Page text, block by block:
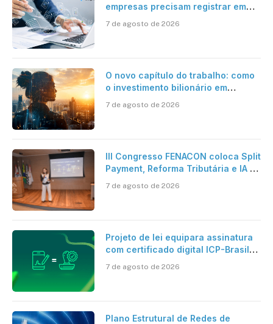
empresas precisam registrar em
7 de agosto de 2026
O novo capítulo do trabalho: como
o investimento bilionário em
verdadeira era da inteligência
7 de agosto de 2026
III Congresso FENACON coloca Split
Payment, Reforma Tributária e IA no
7 de agosto de 2026
Projeto de lei equipara assinatura
com certificado digital ICP-Brasil
cartório
7 de agosto de 2026
Plano Estrutural de Redes de